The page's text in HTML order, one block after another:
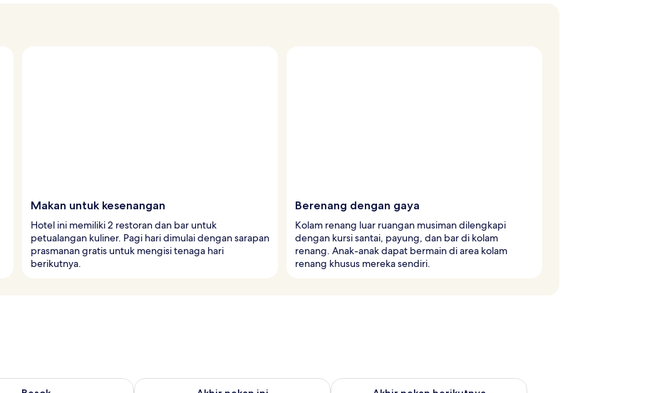
Makan untuk kesenangan
Hotel ini memiliki 2 restoran dan bar untuk
petualangan kuliner. Pagi hari dimulai dengan sarapan
prasmanan gratis untuk mengisi tenaga hari
berikutnya.
Berenang dengan gaya
Kolam renang luar ruangan musiman dilengkapi
dengan kursi santai, payung, dan bar di kolam
renang. Anak-anak dapat bermain di area kolam
renang khusus mereka sendiri.
untuk besok Agu 9 - Agu 10Periksa ketersediaan untuk akhir pekan ini Agu 14 - Agu 16Periksa ketersediaan untuk akhir pekan berikutnya Agu 21 -